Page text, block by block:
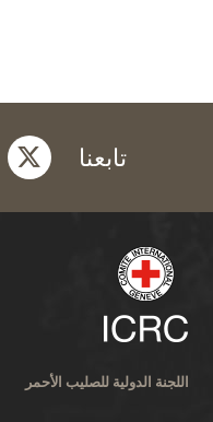
تابعنا twitter
اللجنة الدولية للصليب الأحمر